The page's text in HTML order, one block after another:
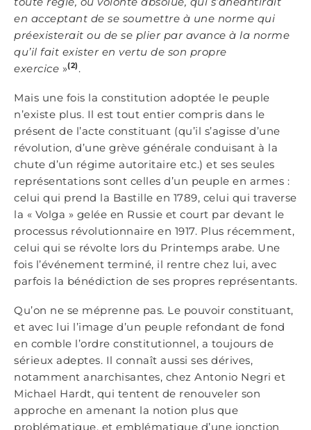
en acceptant de se soumettre à une norme qui
préexisterait ou de se plier par avance à la norme
qu’il fait exister en vertu de son propre
exercice »(2) .
Mais une fois la constitution adoptée le peuple
n’existe plus. Il est tout entier compris dans le
présent de l’acte constituant (qu’il s’agisse d’une
révolution, d’une grève générale conduisant à la
chute d’un régime autoritaire etc.) et ses seules
représentations sont celles d’un peuple en armes :
celui qui prend la Bastille en 1789, celui qui traverse
la « Volga » gelée en Russie et court par devant le
processus révolutionnaire en 1917. Plus récemment,
celui qui se révolte lors du Printemps arabe. Une
fois l’événement terminé, il rentre chez lui, avec
parfois la bénédiction de ses propres représentants.
Qu’on ne se méprenne pas. Le pouvoir constituant,
et avec lui l’image d’un peuple refondant de fond
en comble l’ordre constitutionnel, a toujours de
sérieux adeptes. Il connaît aussi ses dérives,
notamment anarchisantes, chez Antonio Negri et
Michael Hardt, qui tentent de renouveler son
approche en amenant la notion plus que
problématique, et emblématique d’une jonction